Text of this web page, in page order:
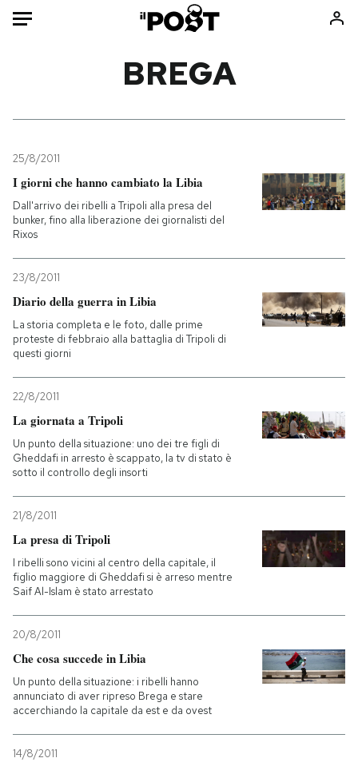
Mondo
Politica
Tecnologia
Internet
Cultura
Economia
Consumismi
Storie/Idee
Ok Boomer!
Mondiali calcio 2026
PODCAST
NEWSLETTER
I MIEI PREFERITI
SHOP
CALENDARIO
AREA PERSONALE
Entra
BREGA
25/8/2011
I giorni che hanno cambiato la Libia
Dall'arrivo dei ribelli a Tripoli alla presa del
bunker, fino alla liberazione dei giornalisti del
Rixos
23/8/2011
Diario della guerra in Libia
La storia completa e le foto, dalle prime
proteste di febbraio alla battaglia di Tripoli di
questi giorni
22/8/2011
La giornata a Tripoli
Un punto della situazione: uno dei tre figli di
Gheddafi in arresto è scappato, la tv di stato è
sotto il controllo degli insorti
21/8/2011
La presa di Tripoli
I ribelli sono vicini al centro della capitale, il
figlio maggiore di Gheddafi si è arreso mentre
Saif Al-Islam è stato arrestato
20/8/2011
Che cosa succede in Libia
Un punto della situazione: i ribelli hanno
annunciato di aver ripreso Brega e stare
accerchiando la capitale da est e da ovest
14/8/2011